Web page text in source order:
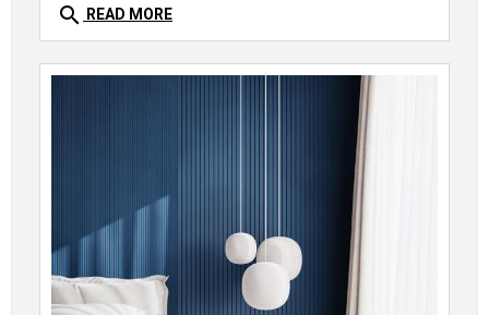
search READ MORE